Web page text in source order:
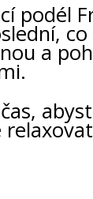
podél
a